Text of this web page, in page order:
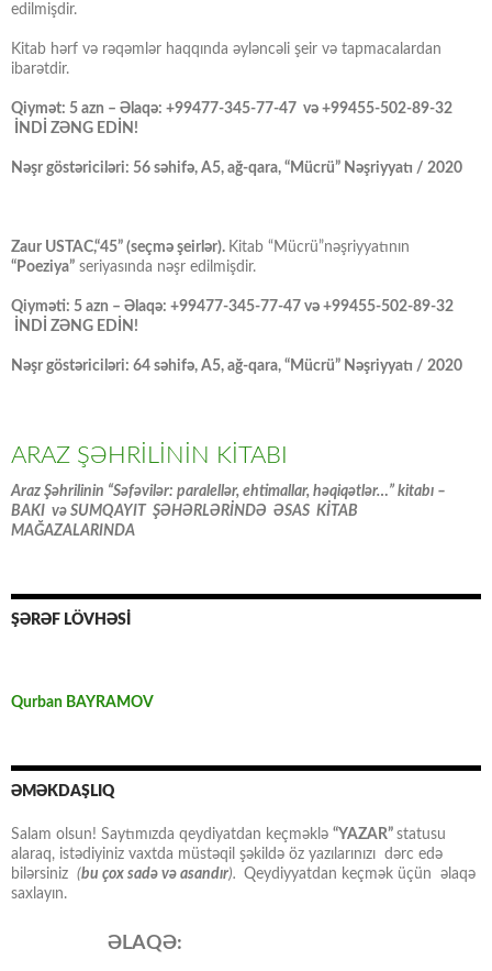
edilmişdir.
Kitab hərf və rəqəmlər haqqında əyləncəli şeir və tapmacalardan
ibarətdir.
Qiymət: 5 azn – Əlaqə: +99477-345-77-47 və +99455-502-89-32
İNDİ ZƏNG EDİN!
Nəşr göstəriciləri: 56 səhifə, A5, ağ-qara, “Mücrü” Nəşriyyatı / 2020
Zaur USTAC,“45” (seçmə şeirlər). Kitab “Mücrü”nəşriyyatının
“Poeziya” seriyasında nəşr edilmişdir.
Qiyməti: 5 azn – Əlaqə: +99477-345-77-47 və +99455-502-89-32
İNDİ ZƏNG EDİN!
Nəşr göstəriciləri: 64 səhifə, A5, ağ-qara, “Mücrü” Nəşriyyatı / 2020
ARAZ ŞƏHRİLİNİN KİTABI
Araz Şəhrilinin “Səfəvilər: paralellər, ehtimallar, həqiqətlər…” kitabı –
BAKI və SUMQAYIT ŞƏHƏRLƏRİNDƏ ƏSAS KİTAB
MAĞAZALARINDA
ŞƏRƏF LÖVHƏSİ
Qurban BAYRAMOV
ƏMƏKDAŞLIQ
Salam olsun! Saytımızda qeydiyatdan keçməklə “YAZAR” statusu
alaraq, istədiyiniz vaxtda müstəqil şəkildə öz yazılarınızı dərc edə
bilərsiniz (bu çox sadə və asandır). Qeydiyyatdan keçmək üçün əlaqə
saxlayın.
ƏLAQƏ: